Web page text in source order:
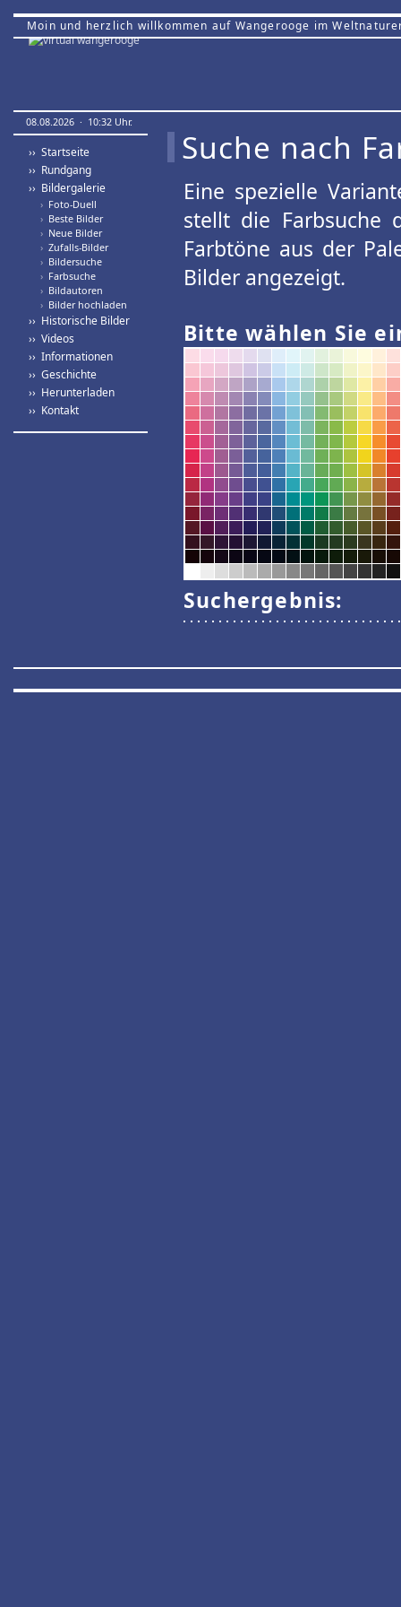
Moin und herzlich willkommen auf Wangerooge im
08.08.2026 · 10:32 Uhr.
›› Startseite
›› Rundgang
›› Bildergalerie
› Foto-Duell
› Beste Bilder
› Neue Bilder
› Zufalls-Bilder
› Bildersuche
› Farbsuche
› Bildautoren
› Bilder hochladen
›› Historische Bilder
›› Videos
›› Informationen
›› Geschichte
›› Herunterladen
›› Kontakt
Suche nach
Eine spezielle
stellt die Farbsuche
Farbtöne aus der
Bilder angezeigt.
Bitte wählen Sie
Suchergebnis: